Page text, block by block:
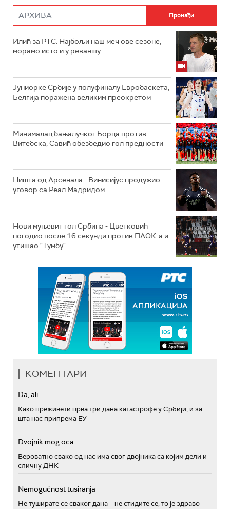
Илић за РТС: Најбољи наш меч ове сезоне,
морамо исто и у реваншу
Јуниорке Србије у полуфиналу Евробаскета,
Белгија поражена великим преокретом
Минималац бањалучког Борца против
Витебска, Савић обезбедио гол предности
Ништа од Арсенала - Винисијус продужио
уговор са Реал Мадридом
Нови муњевит гол Србина - Цветковић
погодио после 16 секунди против ПАОК-а и
утишао "Тумбу"
КОМЕНТАРИ
Da, ali...
Како преживети прва три дана катастрофе у Србији, и за
шта нас припрема ЕУ
Dvojnik mog oca
Вероватно свако од нас има свог двојника са којим дели и
сличну ДНК
Nemogućnost tusiranja
Не туширате се сваког дана – не стидите се, то је здраво